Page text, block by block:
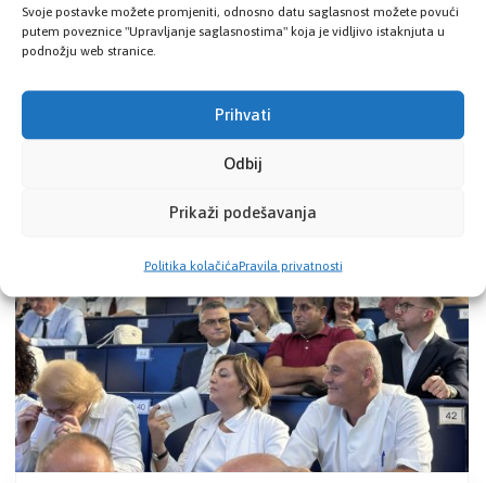
Svoje postavke možete promjeniti, odnosno datu saglasnost možete povući
putem poveznice "Upravljanje saglasnostima" koja je vidljivo istaknjuta u
podnožju web stranice.
Prihvati
Odbij
Prikaži podešavanja
Politika kolačićaPravila privatnosti
medicinske informacije o svojoj djeci primaju
Pročitaj više